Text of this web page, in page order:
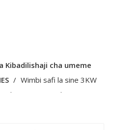
Kibadilishaji cha umeme
/ Wimbi safi la sine 3KW
80A MPPT Chaja ya Jua